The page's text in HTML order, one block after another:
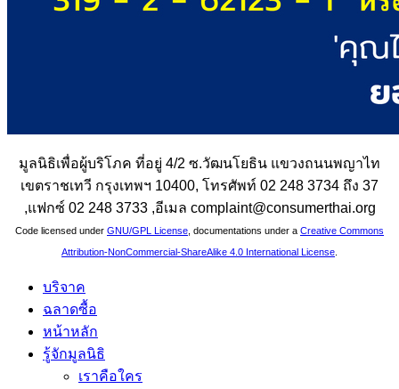
มูลนิธิเพื่อผู้บริโภค ที่อยู่ 4/2 ซ.วัฒนโยธิน แขวงถนนพญาไท
เขตราชเทวี กรุงเทพฯ 10400, โทรศัพท์ 02 248 3734 ถึง 37
,แฟกซ์ 02 248 3733 ,อีเมล complaint@consumerthai.org
Code licensed under GNU/GPL License , documentations under a Creative Commons
Attribution-NonCommercial-ShareAlike 4.0 International License
บริจาค
ฉลาดซื้อ
หน้าหลัก
รู้จักมูลนิธิ
เราคือใคร